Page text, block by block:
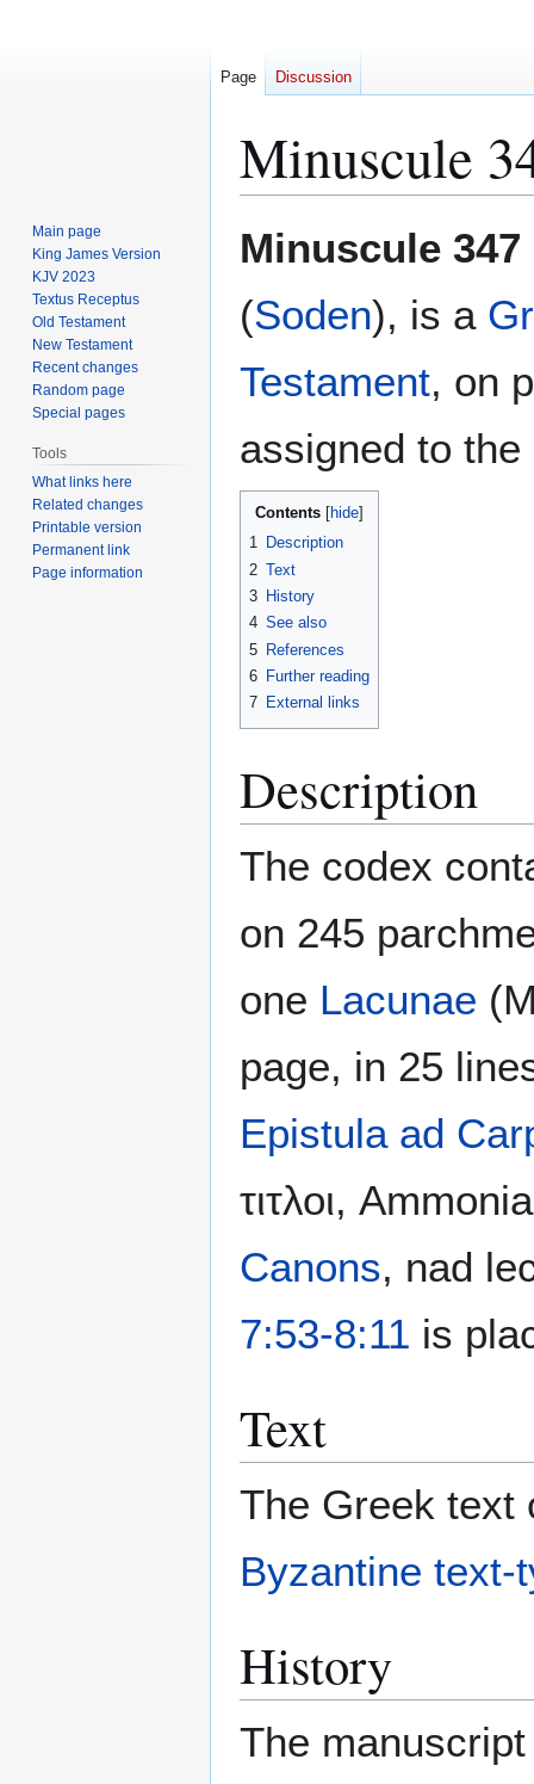
Minuscule
toto
Minuscule 347
(Soden), is a
Testament, on
assigned to
Contents
1 Description
2 Text
3 History
4 See also
5 References
6 Further reading
7 External links
Description
The codex
on 245
one Lacunae
page, in 25
Epistula ad
τιτλοι,
Canons, nad
7:53-8:11 is
Text
The Greek text
Byzantine text-
History
The
Page Discussion
Main page
King James Version
KJV 2023
Textus Receptus
Old Testament
New Testament
Recent changes
Random page
Special pages
Tools
What links here
Related changes
Printable version
Permanent link
Page information